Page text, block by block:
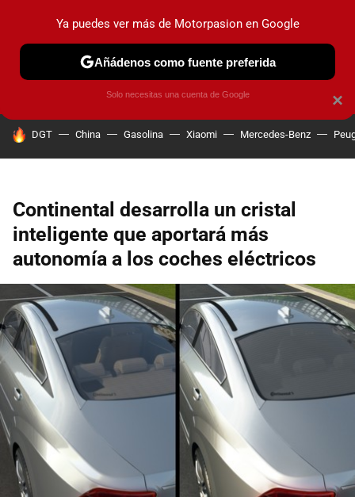
PRUEBAS COCHES ELÉCTRICOS OBSERVATORIO
HOY SE HABLA DE
DGT China Gasolina Xiaomi Mercedes-Benz
Continental desarrolla un cristal
inteligente que aportará más
autonomía a los coches eléctricos
×
Ya puedes ver más de Motorpasion en Google
Añádenos como fuente preferida
Solo necesitas una cuenta de Google